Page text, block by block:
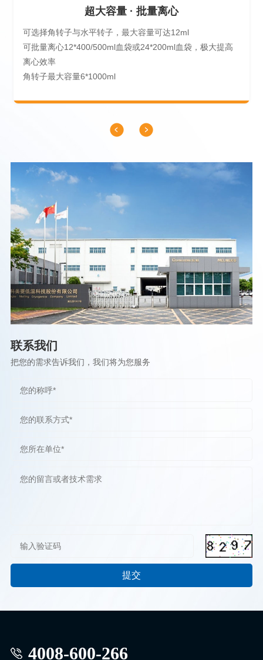
超大容量 · 批量离心
可选择角转子与水平转子，最大容量可达12ml
可批量离心12*400/500ml血袋或24*200ml血袋，极大提高
离心效率
角转子最大容量6*1000ml
联系我们
把您的需求告诉我们，我们将为您服务
4008-600-266